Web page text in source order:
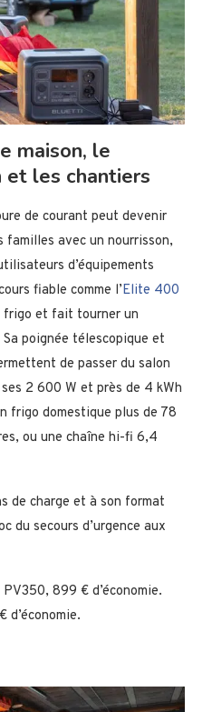
maison, le
et les chantiers
de courant peut devenir
familles avec un nourrisson,
d’équipements
fiable comme l’Elite 400
frigo et fait tourner un
poignée télescopique et
de passer du salon
2 600 W et près de 4 kWh
frigo domestique plus de 78
ou une chaîne hi-fi 6,4
de charge et à son format
du secours d’urgence aux
899 € d’économie.